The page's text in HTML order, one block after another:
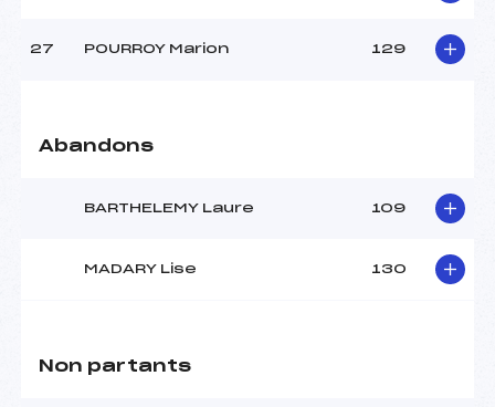
27 POURROY Marion 129
Abandons
BARTHELEMY Laure 109
MADARY Lise 130
Non partants